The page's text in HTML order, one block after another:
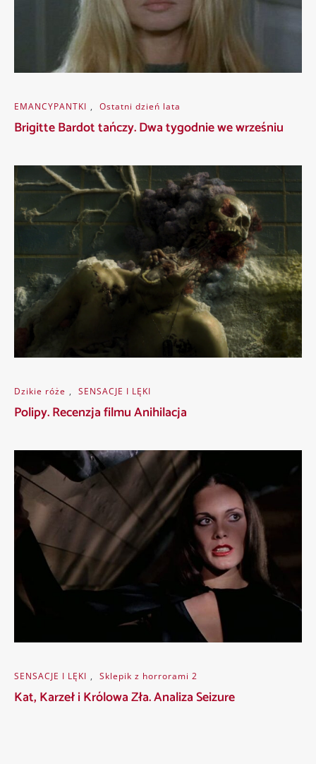
EMANCYPANTKI , Ostatni dzień lata
Brigitte Bardot tańczy. Dwa tygodnie we wrześniu
Dzikie róże , SENSACJE I LĘKI
Polipy. Recenzja filmu Anihilacja
SENSACJE I LĘKI , Sklepik z horrorami 2
Kat, Karzeł i Królowa Zła. Analiza Seizure